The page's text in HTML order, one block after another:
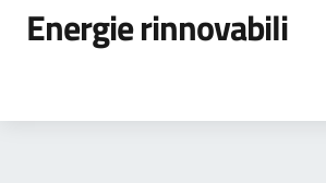
Energie rinnovabili